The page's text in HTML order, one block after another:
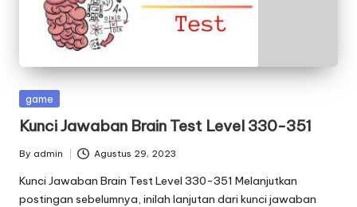
Posted
game
Kunci Jawaban Brain Test Level 330-351
Posted
by
By admin Agustus 29, 2023
Kunci Jawaban Brain Test Level 330-351 Melanjutkan
postingan sebelumnya, inilah lanjutan dari kunci jawaban